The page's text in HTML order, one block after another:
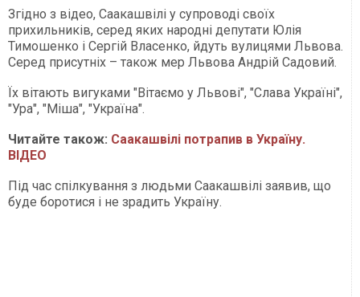
Згідно з відео, Саакашвілі у супроводі своїх
прихильників, серед яких народні депутати Юлія
Тимошенко і Сергій Власенко, йдуть вулицями Львова.
Серед присутніх – також мер Львова Андрій Садовий.
Їх вітають вигуками "Вітаємо у Львові", "Слава Україні",
"Ура", "Міша", "Україна".
Читайте також: Саакашвілі потрапив в Україну.
ВІДЕО
Під час спілкування з людьми Саакашвілі заявив, що
буде боротися і не зрадить Україну.